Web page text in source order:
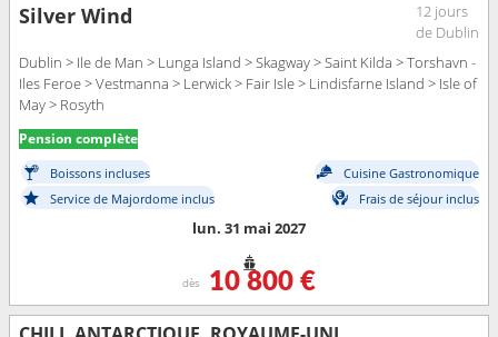
Silver Wind
12 jours
de Dublin
Dublin > Ile de Man > Lunga Island > Skagway > Saint Kilda > Torshavn -
Iles Feroe > Vestmanna > Lerwick > Fair Isle > Lindisfarne Island > Isle of
May > Rosyth
Pension complète
Boissons incluses
Cuisine Gastronomique
Service de Majordome inclus
Frais de séjour inclus
lun. 31 mai 2027
dès 10 800 €